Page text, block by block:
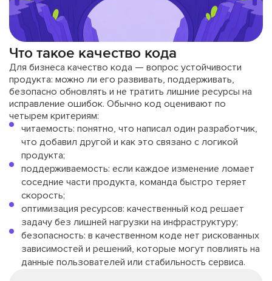
Что такое качество кода
Для бизнеса качество кода — вопрос устойчивости
продукта: можно ли его развивать, поддерживать,
безопасно обновлять и не тратить лишние ресурсы на
исправление ошибок. Обычно код оценивают по
четырем критериям:
читаемость: понятно, что написал один разработчик,
что добавил другой и как это связано с логикой
продукта;
поддерживаемость: если каждое изменение ломает
соседние части продукта, команда быстро теряет
скорость;
оптимизация ресурсов: качественный код решает
задачу без лишней нагрузки на инфраструктуру;
безопасность: в качественном коде нет рискованных
зависимостей и решений, которые могут повлиять на
данные пользователей или стабильность сервиса.